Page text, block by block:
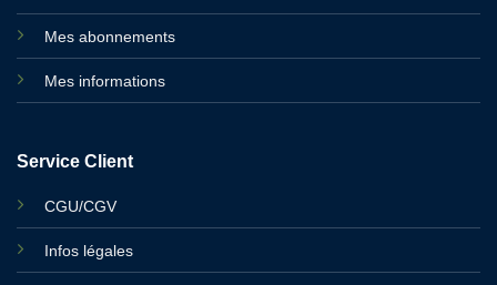
Mes abonnements
Mes informations
Service Client
CGU/CGV
Infos légales